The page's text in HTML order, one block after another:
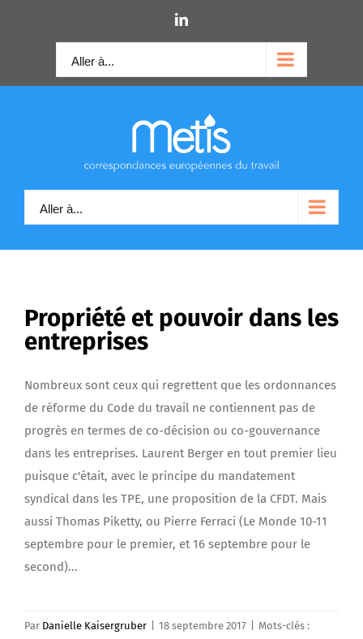
LinkedIn
Aller à...
Aller à...
Propriété et pouvoir dans les
entreprises
Nombreux sont ceux qui regrettent que les ordonnances
de réforme du Code du travail ne contiennent pas de
progrès en termes de co-décision ou co-gouvernance
dans les entreprises. Laurent Berger en tout premier lieu
puisque c'était, avec le principe du mandatement
syndical dans les TPE, une proposition de la CFDT. Mais
aussi Thomas Piketty, ou Pierre Ferraci (Le Monde 10-11
septembre pour le premier, et 16 septembre pour le
second)...
Par Danielle Kaisergruber 18 septembre 2017
Mots-clés :